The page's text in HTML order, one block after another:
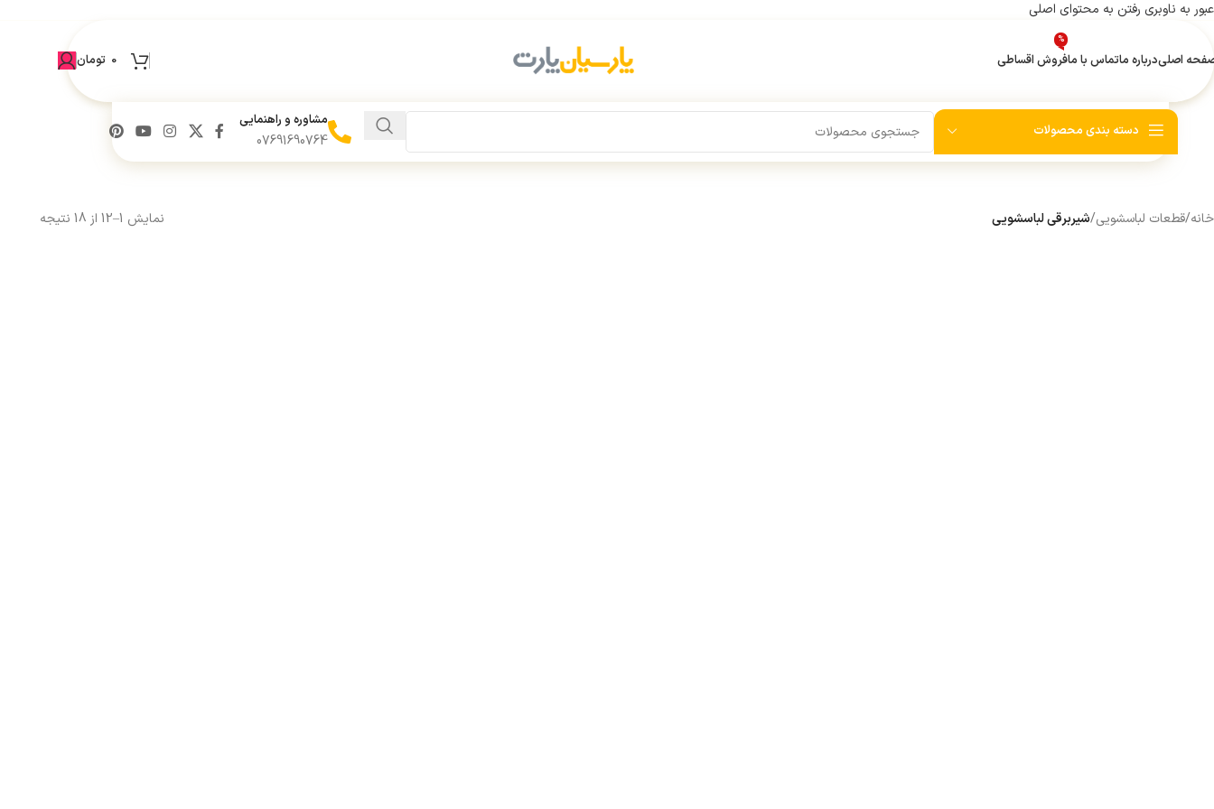
عبور به ناوبری رفتن به محتوای اصلی
به‌دلیل انجام عملیات انبارگردانی، فروش سایت تا 18 مرداد
اصلیدرباره ماتماس با مافروش اقساطی
%
0 تومان
دسته بندی محصولات
مشاوره و راهنمایی
07691690764
خانه/قطعات لباسشویی/شیربرقی لباسشویی نمایش 1–12 از 18 نتیجه